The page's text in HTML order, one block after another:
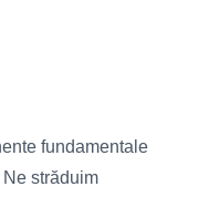
fundamentale
străduim